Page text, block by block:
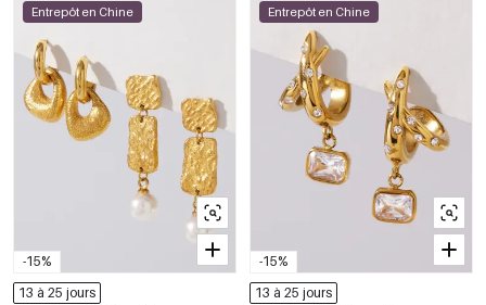
-15%
Entrepôt en Chine
13 à 25 jours
-15%
Entrepôt en Chine
13 à 25 jours